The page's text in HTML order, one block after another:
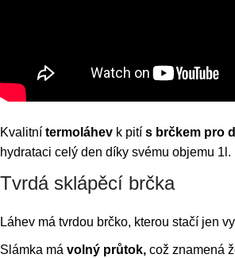
Kvalitní termoláhev k pití s brčkem pro
hydrataci celý den díky svému objemu 1l.
Tvrdá sklápěcí brčka
Láhev má tvrdou brčko, kterou stačí jen
Slámka má volný průtok, což znamená